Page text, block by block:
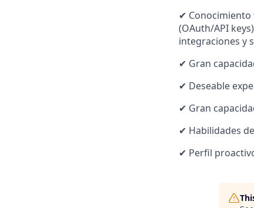
✔ Conocimiento
(OAuth/API
integraciones y
✔ Gran
✔ Deseable
✔ Gran
✔ Habilidades
✔ Perfil